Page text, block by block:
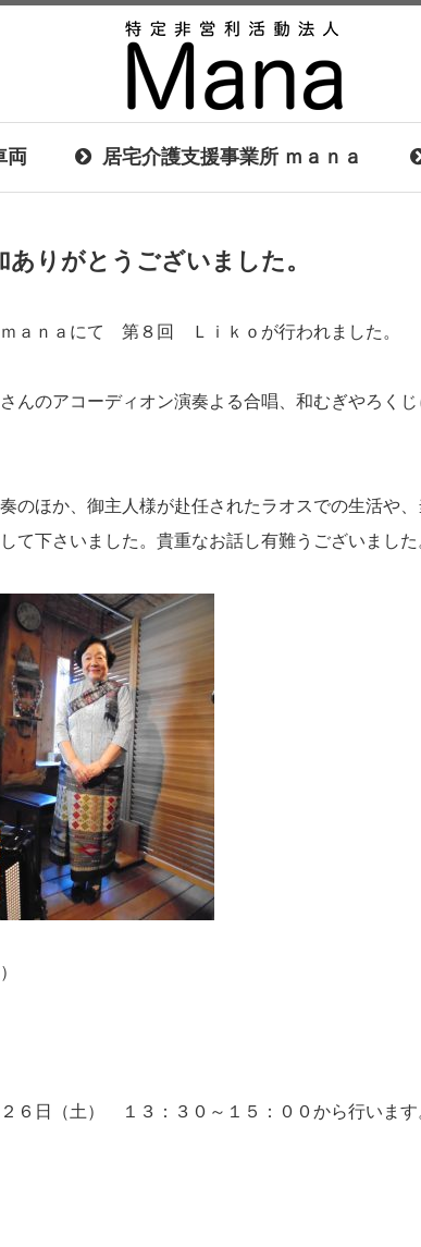
両 居宅介護支援事業所 ｍａｎａ
りがとうございました。
ａｎａにて 第８回 Ｌｉｋｏが行われました。
んのアコーディオン演奏よる合唱、和むぎやろくじ
のほか、御主人様が赴任されたラオスでの生活や
て下さいました。貴重なお話し有難うございました
６日（土） １３：３０～１５：００から行います